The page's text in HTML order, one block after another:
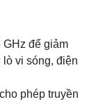
GHz để giảm
vi sóng, điện
phép truyền